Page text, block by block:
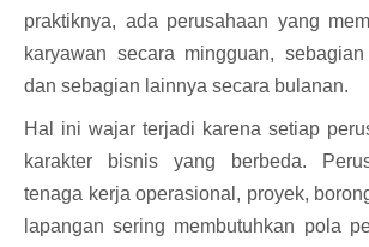
praktiknya, ada perusahaan yang
karyawan secara mingguan,
dan sebagian lainnya secara bulanan.
Hal ini wajar terjadi karena setiap
karakter bisnis yang berbeda.
tenaga kerja operasional, proyek,
lapangan sering membutuhkan pola